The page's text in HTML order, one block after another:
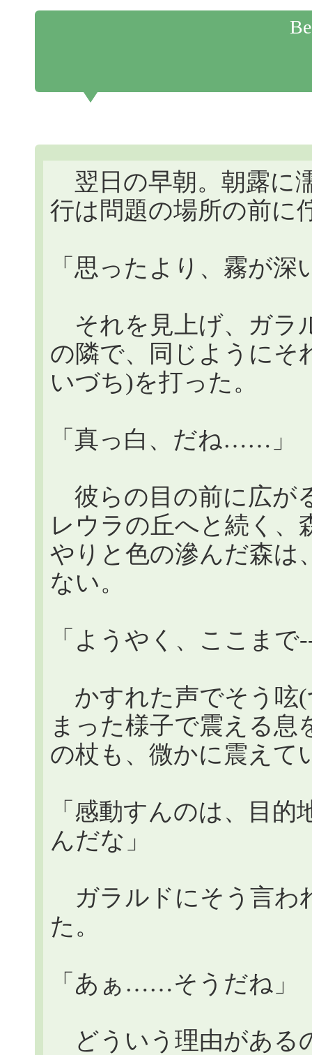
翌日の早朝。朝露に
行は問題の場所の前に
「思ったより、霧が
それを見上げ、ガラ
の隣で、同じようにそ
いづち)を打った。
「真っ白、だね……」
彼らの目の前に広が
レウラの丘へと続く、
やりと色の滲んだ森は
ない。
「ようやく、ここま
かすれた声でそう呟(
まった様子で震える息
の杖も、微かに震えて
「感動すんのは、目
んだな」
ガラルドにそう言わ
た。
「あぁ……そうだね」
どういう理由がある